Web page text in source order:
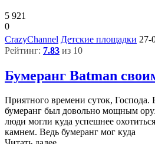
5 921
0
CrazyChannel Детские площадки 27-
Рейтинг: 7.83 из 10
Бумеранг Batman
Приятного времени суток, Господа.
бумеранг был довольно мощным
люди могли куда успешнее
камнем. Ведь бумеранг мог куда